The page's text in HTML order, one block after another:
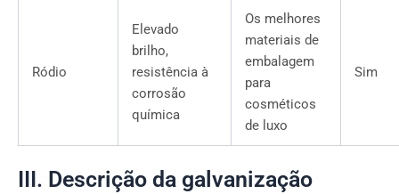
Ródio
Elevado
brilho,
resistência à
corrosão
química
Os melhores
materiais de
embalagem
para
cosméticos
de luxo
Sim
III. Descrição da galvanização